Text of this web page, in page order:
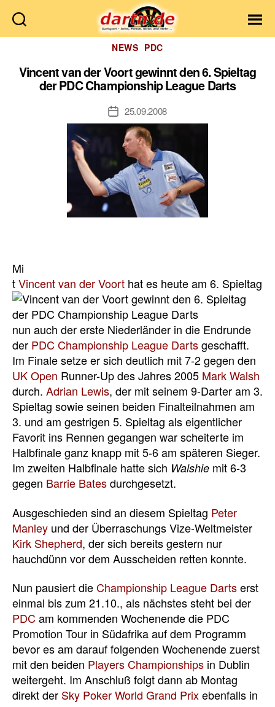
Dartn.de
Kategorien
NEWS PDC
Vincent van der Voort gewinnt den 6. Spieltag
der PDC Championship League Darts
Veröffentlichungsdatum
25.09.2008
Mi
tVincent van der Voort hates heute am 6. Spieltag
nun auch der erste Niederländer in die Endrunde
der PDC Championship League Dartsgeschafft.
Im Finale setze er sich deutlich mit 7-2 gegen den
UK Open Runner-Up des Jahres 2005 Mark Walsh
durch. Adrian Lewis, der mit seinem 9-Darter am 3.
Spieltag sowie seinen beiden Finalteilnahmen am
3. und am gestrigen 5. Spieltag als eigentlicher
Favorit ins Rennen gegangen war scheiterte im
Halbfinale ganz knapp mit 5-6 am späteren Sieger.
Im zweiten Halbfinale hatte sich Walshie mit 6-3
gegen Barrie Batesdurchgesetzt.
Ausgeschieden sind an diesem Spieltag Peter
Manley und der Überraschungs Vize-Weltmeister
Kirk Shepherd, der sich bereits gestern nur
hauchdünn vor dem Ausscheiden retten konnte.
Nun pausiert dieChampionship League Dartserst
einmal bis zum 21.10., als nächstes steht bei der
PDC am kommenden Wochenende die PDC
Promotion Tour in Südafrika auf dem Programm
bevor es am darauf folgenden Wochenende zuerst
mit den beiden Players Championships in Dublin
weitergeht. Im Anschluß folgt dann ab Montag
direkt der Sky Poker World Grand Prixebenfalls in